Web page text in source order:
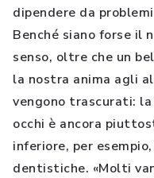
dipendere da
Benché siano forse il
senso, oltre che un
la nostra anima agli
vengono trascurati:
occhi è ancora
inferiore, per
dentistiche. «Molti